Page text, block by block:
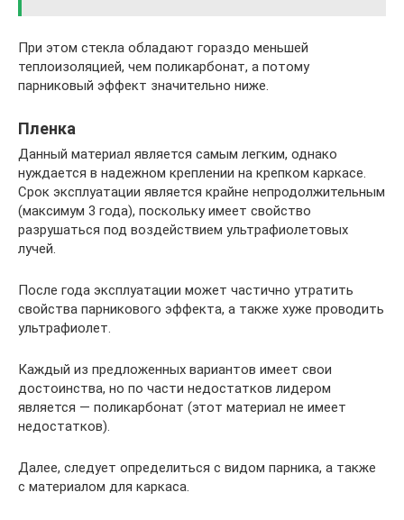
При этом стекла обладают гораздо меньшей
теплоизоляцией, чем поликарбонат, а потому
парниковый эффект значительно ниже.
Пленка
Данный материал является самым легким, однако
нуждается в надежном креплении на крепком каркасе.
Срок эксплуатации является крайне непродолжительным
(максимум 3 года), поскольку имеет свойство
разрушаться под воздействием ультрафиолетовых
лучей.
После года эксплуатации может частично утратить
свойства парникового эффекта, а также хуже проводить
ультрафиолет.
Каждый из предложенных вариантов имеет свои
достоинства, но по части недостатков лидером
является — поликарбонат (этот материал не имеет
недостатков).
Далее, следует определиться с видом парника, а также
с материалом для каркаса.